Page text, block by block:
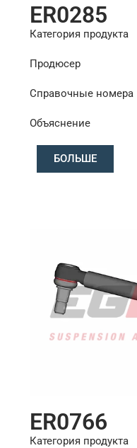
ER0285
Категория продукта
Продюсер
Справочные номера
Объяснение
БОЛЬШЕ
ER0766
Категория продукта